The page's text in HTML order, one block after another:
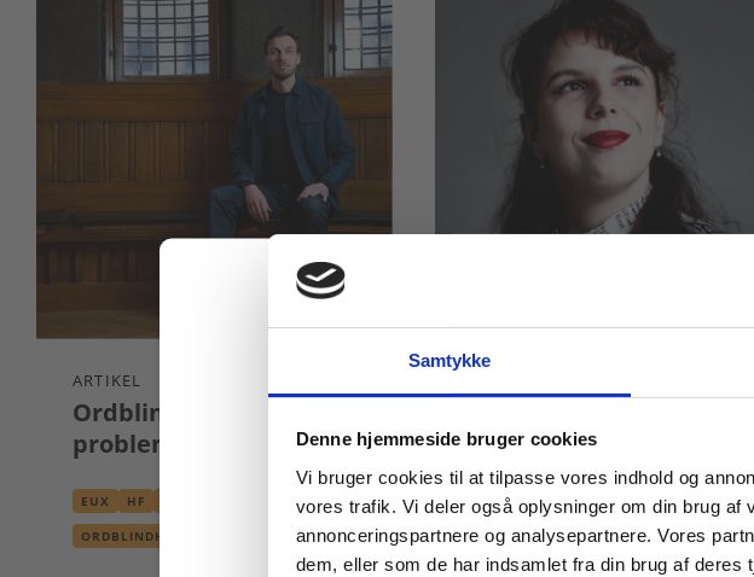
Samtykke
Denne hjemmeside bruger cookies
Vi bruger cookies til at tilpasse vores indhold og
vores trafik. Vi deler også oplysninger om din brug
annonceringspartnere og analysepartnere. Vores
dem, eller som de har indsamlet fra din brug af deres
ARTIKEL
Ordblindhed er et
problem i alle fag
EUX HF
ORDBLINDHED
ordblind i 2. g:
Læsevejlederen var
heldigvis lige så stædig
som mig
EUX HF HHX HTX STX
ORDBLINDHED
Køb læremidler og find masterclasses mm.